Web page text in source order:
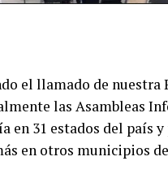
el llamado de nuestra
las Asambleas
en 31 estados del país
en otros municipios